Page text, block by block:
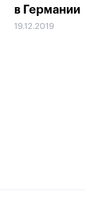
в Германии
19.12.2019